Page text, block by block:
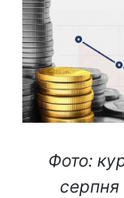
Фото:
серпня